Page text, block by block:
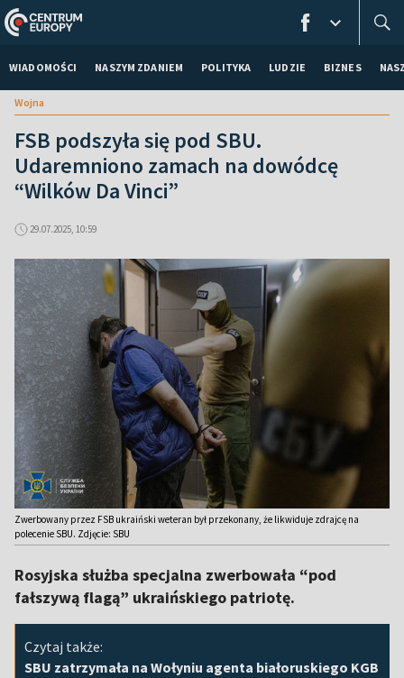
WIADOMOŚCI NASZYM ZDANIEM POLITYKA LUDZIE BIZNES
Wojna
FSB podszyła się pod SBU.
Udaremniono zamach na dowódcę
“Wilków Da Vinci”
29.07.2025, 10:59
Zwerbowany przez FSB ukraiński weteran był przekonany, że likwiduje zdrajcę na
polecenie SBU. Zdjęcie: SBU
Rosyjska służba specjalna zwerbowała “pod
fałszywą flagą” ukraińskiego patriotę.
Czytaj także:
SBU zatrzymała na Wołyniu agenta białoruskiego KGB